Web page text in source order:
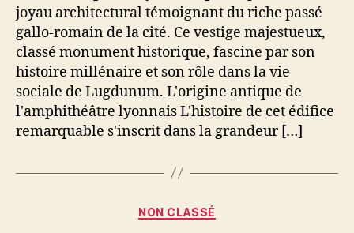
joyau architectural témoignant du riche passé
gallo-romain de la cité. Ce vestige majestueux,
classé monument historique, fascine par son
histoire millénaire et son rôle dans la vie
sociale de Lugdunum. L'origine antique de
l'amphithéâtre lyonnais L'histoire de cet édifice
remarquable s'inscrit dans la grandeur […]
Catégories
NON CLASSÉ